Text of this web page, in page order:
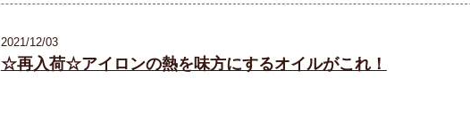
2021/12/03
☆再入荷☆アイロンの熱を味方にするオイルがこれ！